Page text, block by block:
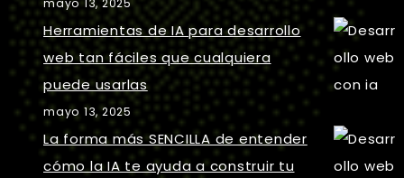
Herramientas de IA para desarrollo
web tan fáciles que cualquiera
puede usarlas
mayo 13, 2025
La forma más SENCILLA de entender
cómo la IA te ayuda a construir tu